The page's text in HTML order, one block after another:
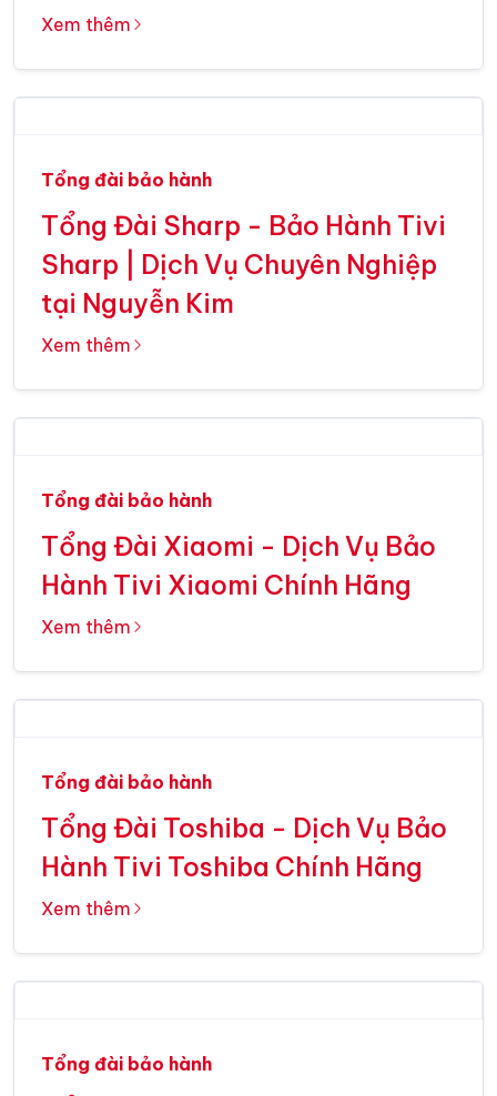
Xem thêm
Tổng đài bảo hành
Tổng Đài Sharp - Bảo Hành Tivi
Sharp | Dịch Vụ Chuyên Nghiệp
tại Nguyễn Kim
Xem thêm
Tổng đài bảo hành
Tổng Đài Xiaomi - Dịch Vụ Bảo
Hành Tivi Xiaomi Chính Hãng
Xem thêm
Tổng đài bảo hành
Tổng Đài Toshiba - Dịch Vụ Bảo
Hành Tivi Toshiba Chính Hãng
Xem thêm
Tổng đài bảo hành